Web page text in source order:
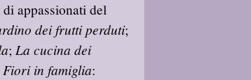
appassionati del
dei frutti perduti;
; La cucina dei
Fiori in famiglia: